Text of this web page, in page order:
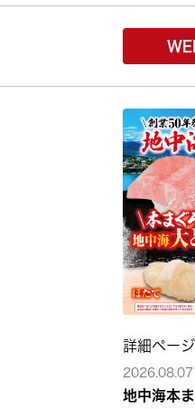
詳細ペー
地中海本